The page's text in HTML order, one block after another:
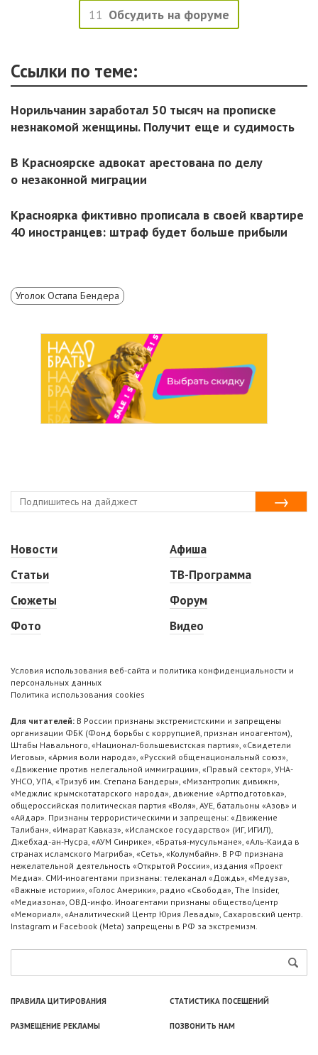
11 Обсудить на форуме
Ссылки по теме:
Норильчанин заработал 50 тысяч на прописке
незнакомой женщины. Получит еще и судимость
В Красноярске адвокат арестована по делу
о незаконной миграции
Красноярка фиктивно прописала в своей квартире
40 иностранцев: штраф будет больше прибыли
Уголок Остапа Бендера
Новости
Статьи
Сюжеты
Фото
Афиша
ТВ-Программа
Форум
Видео
Условия использования веб-сайта и политика конфиденциальности и
персональных данных
Политика использования cookies
Для читателей: В России признаны экстремистскими и запрещены
организации ФБК (Фонд борьбы с коррупцией, признан иноагентом),
Штабы Навального, «Национал-большевистская партия», «Свидетели
Иеговы», «Армия воли народа», «Русский общенациональный союз»,
«Движение против нелегальной иммиграции», «Правый сектор», УНА-
УНСО, УПА, «Тризуб им. Степана Бандеры», «Мизантропик дивижн»,
«Меджлис крымскотатарского народа», движение «Артподготовка»,
общероссийская политическая партия «Воля», АУЕ, батальоны «Азов» и
«Айдар». Признаны террористическими и запрещены: «Движение
Талибан», «Имарат Кавказ», «Исламское государство» (ИГ, ИГИЛ),
Джебхад-ан-Нусра, «АУМ Синрике», «Братья-мусульмане», «Аль-Каида в
странах исламского Магриба», «Сеть», «Колумбайн». В РФ признана
нежелательной деятельность «Открытой России», издания «Проект
Медиа». СМИ-иноагентами признаны: телеканал «Дождь», «Медуза»,
«Важные истории», «Голос Америки», радио «Свобода», The Insider,
«Медиазона», ОВД-инфо. Иноагентами признаны общество/центр
«Мемориал», «Аналитический Центр Юрия Левады», Сахаровский центр.
Instagram и Facebook (Metа) запрещены в РФ за экстремизм.
ПРАВИЛА ЦИТИРОВАНИЯ СТАТИСТИКА ПОСЕЩЕНИЙ
РАЗМЕЩЕНИЕ РЕКЛАМЫ ПОЗВОНИТЬ НАМ